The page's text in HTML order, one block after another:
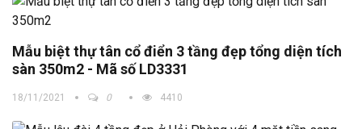
Mẫu biệt thự tân cổ điển 3 tầng đẹp tổng diện tích
sàn 350m2 - Mã số LD3331
18/11/2021 0 4410